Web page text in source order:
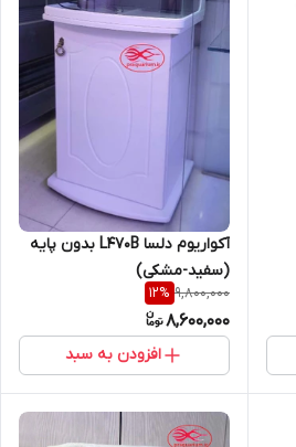
آکواریوم دلسا L470B بدون پایه
(سفید-مشکی)
9,800,000
12%
8,600,000
افزودن به سبد